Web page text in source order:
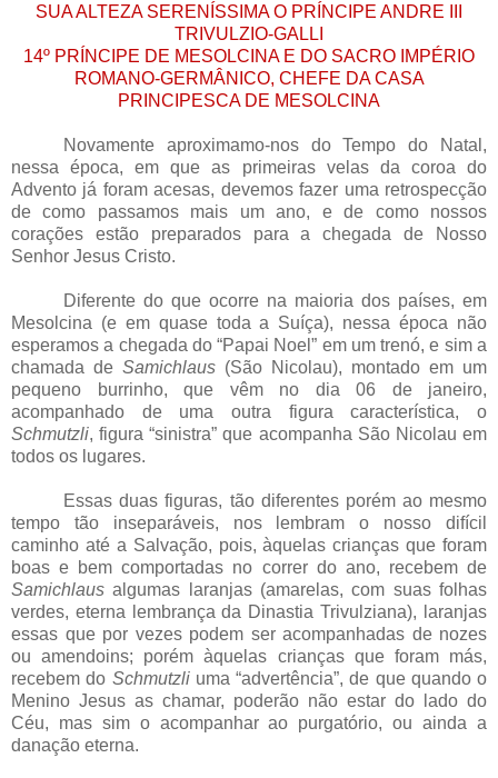
SUA ALTEZA SERENÍSSIMA O PRÍNCIPE ANDRE III
TRIVULZIO-GALLI
14º PRÍNCIPE DE MESOLCINA E DO SACRO IMPÉRIO
ROMANO-GERMÂNICO, CHEFE DA CASA
PRINCIPESCA DE MESOLCINA
Novamente aproximamo-nos do Tempo do Natal,
nessa época, em que as primeiras velas da coroa do
Advento já foram acesas, devemos fazer uma retrospecção
de como passamos mais um ano, e de como nossos
corações estão preparados para a chegada de Nosso
Senhor Jesus Cristo.
Diferente do que ocorre na maioria dos países, em
Mesolcina (e em quase toda a Suíça), nessa época não
esperamos a chegada do “Papai Noel” em um trenó, e sim a
chamada de Samichlaus (São Nicolau), montado em um
pequeno burrinho, que vêm no dia 06 de janeiro,
acompanhado de uma outra figura característica, o
Schmutzli, figura “sinistra” que acompanha São Nicolau em
todos os lugares.
Essas duas figuras, tão diferentes porém ao mesmo
tempo tão inseparáveis, nos lembram o nosso difícil
caminho até a Salvação, pois, àquelas crianças que foram
boas e bem comportadas no correr do ano, recebem de
Samichlausalgumas laranjas (amarelas, com suas folhas
verdes, eterna lembrança da Dinastia Trivulziana), laranjas
essas que por vezes podem ser acompanhadas de nozes
ou amendoins; porém àquelas crianças que foram más,
recebem do Schmutzliuma “advertência”, de que quando o
Menino Jesus as chamar, poderão não estar do lado do
Céu, mas sim o acompanhar ao purgatório, ou ainda a
danação eterna.